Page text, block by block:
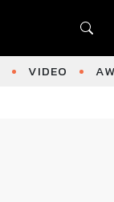
VIDEO